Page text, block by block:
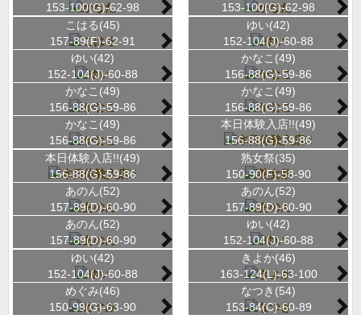
153-100(G)-62-98
153-100(G)-62-98
こはる(45)
157-89(F)-62-91
ゆい(42)
152-104(J)-60-88
ゆい(42)
152-104(J)-60-88
かなこ(49)
156-88(G)-59-86
かなこ(49)
156-88(G)-59-86
かなこ(49)
156-88(G)-59-86
かなこ(49)
156-88(G)-59-86
本日体験入店!!(49)
156-88(G)-59-86
本日体験入店!!(49)
156-88(G)-59-86
熟女祭(35)
150-90(F)-58-90
あのん(52)
157-89(D)-60-90
あのん(52)
157-89(D)-60-90
あのん(52)
157-89(D)-60-90
ゆい(42)
152-104(J)-60-88
ゆい(42)
152-104(J)-60-88
きよか(46)
163-124(L)-63-100
めぐみ(46)
150-99(G)-63-90
なつき(54)
153-84(C)-60-89